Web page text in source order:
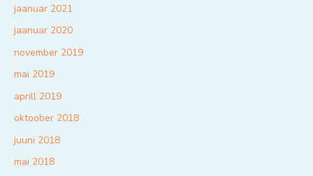
jaanuar 2021
jaanuar 2020
november 2019
mai 2019
aprill 2019
oktoober 2018
juuni 2018
mai 2018